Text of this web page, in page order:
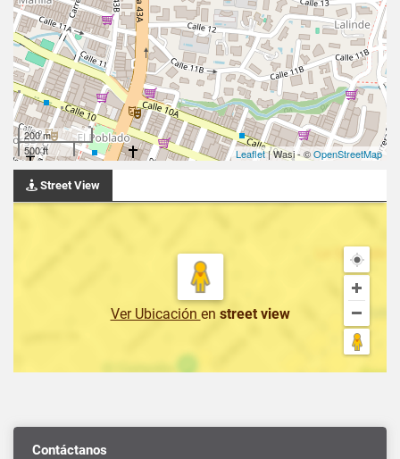
200 m
500 ft
Leaflet| Wasi - ©OpenStreetMap
Street View
Ver Ubicación en street view
Contáctanos